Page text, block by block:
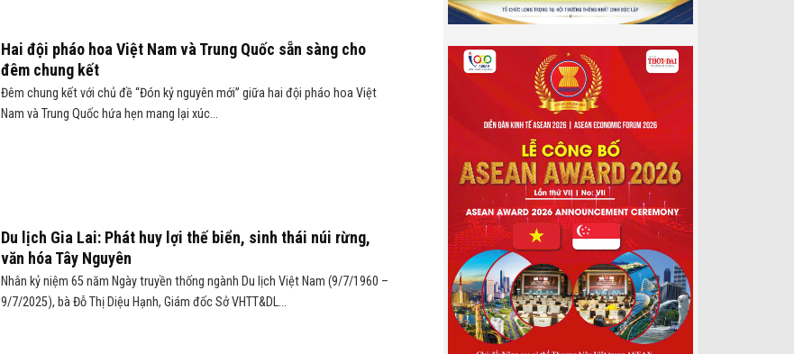
Hai đội pháo hoa Việt Nam và Trung Quốc sẵn sàng cho
đêm chung kết
Đêm chung kết với chủ đề “Đón kỷ nguyên mới” giữa hai đội pháo hoa Việt
Nam và Trung Quốc hứa hẹn mang lại xúc...
Du lịch Gia Lai: Phát huy lợi thế biển, sinh thái núi rừng,
văn hóa Tây Nguyên
Nhân kỷ niệm 65 năm Ngày truyền thống ngành Du lịch Việt Nam (9/7/1960 –
9/7/2025), bà Đỗ Thị Diệu Hạnh, Giám đốc Sở VHTT&DL...